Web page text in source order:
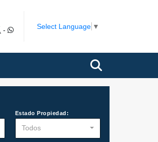
- Select Language ▼
Estado Propiedad:
Todos